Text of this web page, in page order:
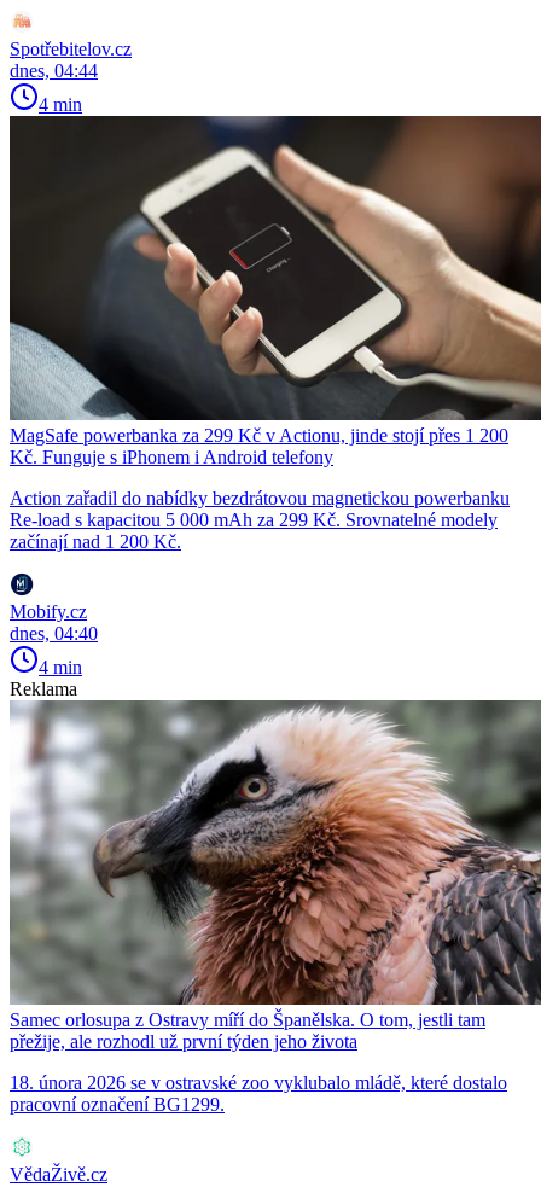
Spotřebitelov.cz
dnes, 04:44
4 min
MagSafe powerbanka za 299 Kč v Actionu, jinde stojí přes 1 200
Kč. Funguje s iPhonem i Android telefony
Action zařadil do nabídky bezdrátovou magnetickou powerbanku
Re-load s kapacitou 5 000 mAh za 299 Kč. Srovnatelné modely
začínají nad 1 200 Kč.
Mobify.cz
dnes, 04:40
4 min
Reklama
Samec orlosupa z Ostravy míří do Španělska. O tom, jestli tam
přežije, ale rozhodl už první týden jeho života
18. února 2026 se v ostravské zoo vyklubalo mládě, které dostalo
pracovní označení BG1299.
VědaŽivě.cz